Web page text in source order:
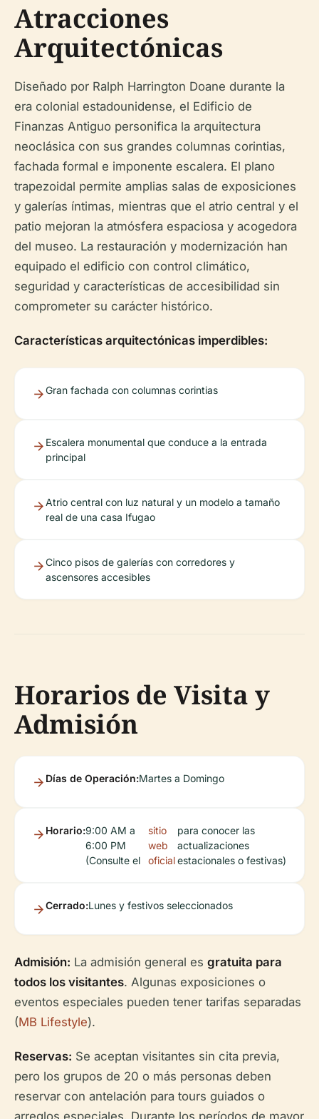
Atracciones
Arquitectónicas
Diseñado por Ralph Harrington Doane durante la
era colonial estadounidense, el Edificio de
Finanzas Antiguo personifica la arquitectura
neoclásica con sus grandes columnas corintias,
fachada formal e imponente escalera. El plano
trapezoidal permite amplias salas de exposiciones
y galerías íntimas, mientras que el atrio central y el
patio mejoran la atmósfera espaciosa y acogedora
del museo. La restauración y modernización han
equipado el edificio con control climático,
seguridad y características de accesibilidad sin
comprometer su carácter histórico.
Características arquitectónicas imperdibles:
Gran fachada con columnas corintias
Escalera monumental que conduce a la entrada
principal
Atrio central con luz natural y un modelo a tamaño
real de una casa Ifugao
Cinco pisos de galerías con corredores y
ascensores accesibles
Horarios de Visita y
Admisión
Días de Operación:Martes a Domingo
Horario:9:00 AM a
6:00 PM
(Consulte el
sitio
web
oficial
para conocer las
actualizaciones
estacionales o festivas)
Cerrado:Lunes y festivos seleccionados
Admisión: La admisión general es gratuita para
todos los visitantes. Algunas exposiciones o
eventos especiales pueden tener tarifas separadas
(MB Lifestyle).
Reservas: Se aceptan visitantes sin cita previa,
pero los grupos de 20 o más personas deben
reservar con antelación para tours guiados o